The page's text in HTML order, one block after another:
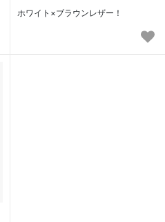
ホワイト×ブラウンレザー！